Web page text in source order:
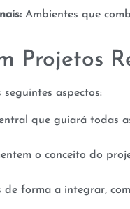
Ambientes que
Projetos
aspectos:
que guiará todas
o conceito do
de forma a integrar,